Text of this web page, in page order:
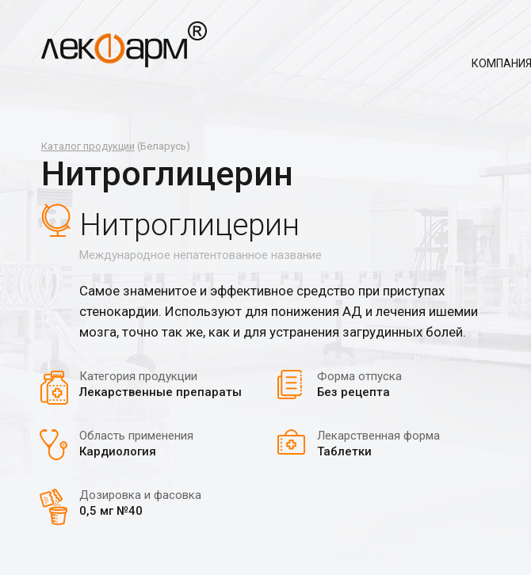
КОМПАНИЯ
Каталог продукции (Беларусь)
Нитроглицерин
Нитроглицерин
Международное непатентованное название
Самое знаменитое и эффективное средство при приступах
стенокардии. Используют для понижения АД и лечения ишемии
мозга, точно так же, как и для устранения загрудинных болей.
Категория продукции
Лекарственные препараты
Форма отпуска
Без рецепта
Область применения
Кардиология
Лекарственная форма
Таблетки
Дозировка и фасовка
0,5 мг №40